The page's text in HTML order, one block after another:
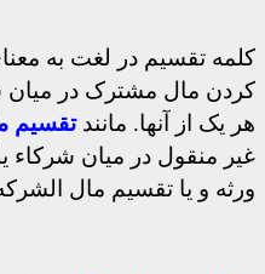
کلمه تقسیم در لغت به
کردن مال مشترک در
هر یک از آنها. مانندتقسیم
غیر منقول در میان شرکاء
ورثه و یا تقسیم مال